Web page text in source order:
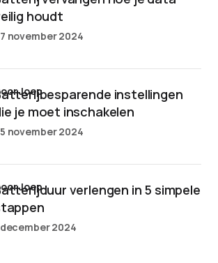
houdt
november 2024
instellingen
je moet inschakelen
door Joep
november 2024
verlengen in 5 simpele
door Joep
december 2024